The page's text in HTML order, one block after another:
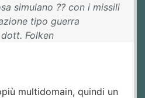
simulano ?? con i missili
tipo guerra
Folken
multidomain, quindi un